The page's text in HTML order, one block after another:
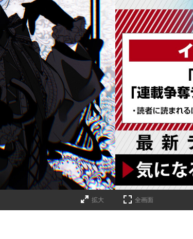
詳細ページへのリンク
拡大 全画面